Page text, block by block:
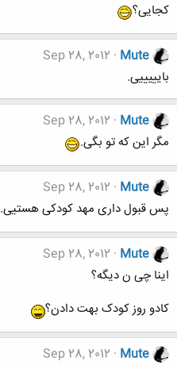
کجایی؟
Mute
Sep 28, 2012
بایییییی.
Mute
Sep 28, 2012
مگر این که تو بگی.
Mute
Sep 28, 2012
پس قبول داری مهد کودکی هستیی.
Mute
Sep 28, 2012
اینا چی ن دیگه؟
کادو روز کودک بهت دادن؟
Mute
Sep 28, 2012